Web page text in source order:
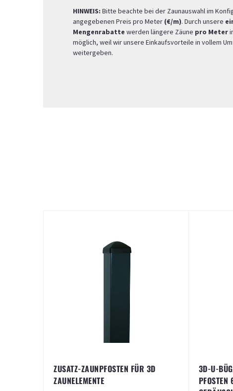
HINWEIS: Bitte beachte bei der Zaunauswahl im
angegebenen Preis pro Meter (€/m). Durch unsere
Mengenrabatte werden längere Zäune pro Meter
möglich, weil wir unsere Einkaufsvorteile in vollem
weitergeben.
ZUSATZ-ZAUNPFOSTEN FÜR 3D
ZAUNELEMENTE
3D-U-